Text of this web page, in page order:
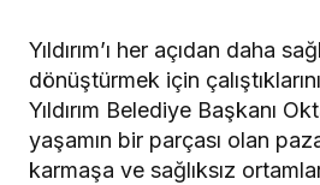
Yıldırım’ı her açıdan daha
dönüştürmek için
Yıldırım Belediye Başkanı
yaşamın bir parçası olan
karmaşa ve sağlıksız